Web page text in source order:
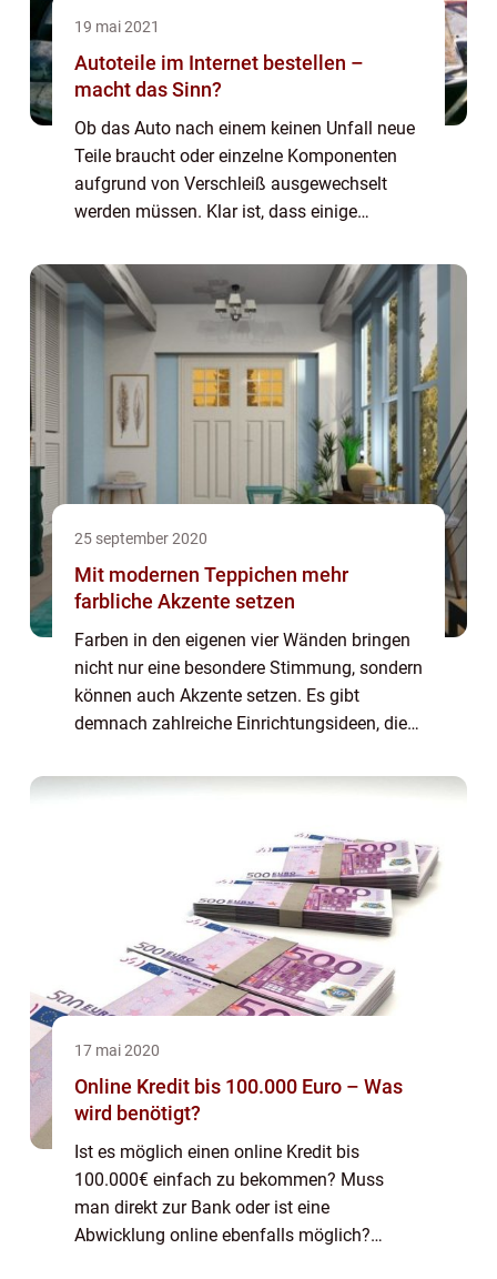
19 mai 2021
Autoteile im Internet bestellen –
macht das Sinn?
Ob das Auto nach einem keinen Unfall neue
Teile braucht oder einzelne Komponenten
aufgrund von Verschleiß ausgewechselt
werden müssen. Klar ist, dass einige
zwischendurch erneuert werden müssen.
Viele kennen ...
25 september 2020
Mit modernen Teppichen mehr
farbliche Akzente setzen
Farben in den eigenen vier Wänden bringen
nicht nur eine besondere Stimmung, sondern
können auch Akzente setzen. Es gibt
demnach zahlreiche Einrichtungsideen, die
Neben den heutigen Pastelltön...
17 mai 2020
Online Kredit bis 100.000 Euro – Was
wird benötigt?
Ist es möglich einen online Kredit bis
100.000€ einfach zu bekommen? Muss
man direkt zur Bank oder ist eine
Abwicklung online ebenfalls möglich?